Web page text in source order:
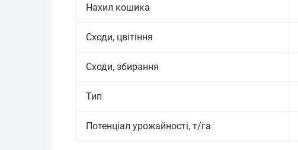
Нахил кошика
Сходи, цвітіння
Сходи, збирання
Тип
Потенціал урожайності, т/га